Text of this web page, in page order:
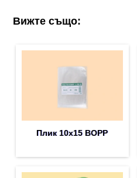
Вижте също:
Плик 10х15 BOPP